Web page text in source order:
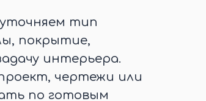
тип
покрытие,
интерьера.
чертежи или
по готовым